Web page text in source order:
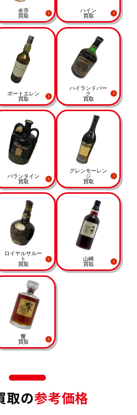
余市
買取
ハイン
買取
ポートエレン
買取
ハイランドパー
ク
買取
バランタイン
買取
グレンモーレン
ジ
買取
ロイヤルサルー
ト
買取
山崎
買取
響
買取
取の参考価格